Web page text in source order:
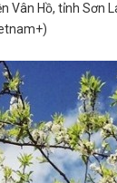
Vân Hồ, tỉnh Sơn